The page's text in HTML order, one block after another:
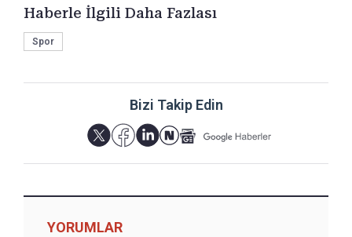
Haberle İlgili Daha Fazlası
Spor
Bizi Takip Edin
YORUMLAR